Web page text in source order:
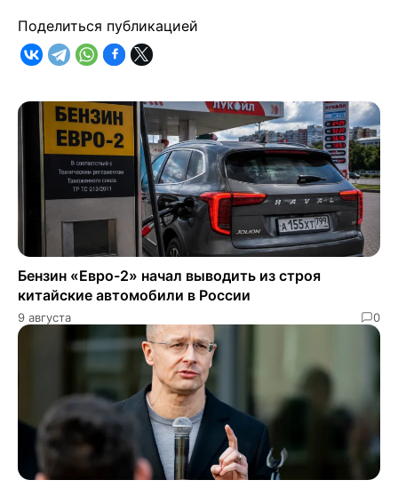
Поделиться публикацией
Бензин «Евро-2» начал выводить из строя
китайские автомобили в России
9 августа 0